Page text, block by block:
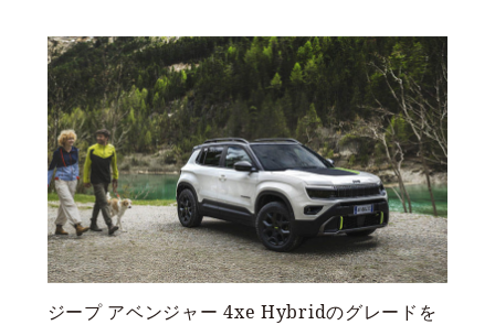
ジープ アベンジャー 4xe Hybridのグレードを